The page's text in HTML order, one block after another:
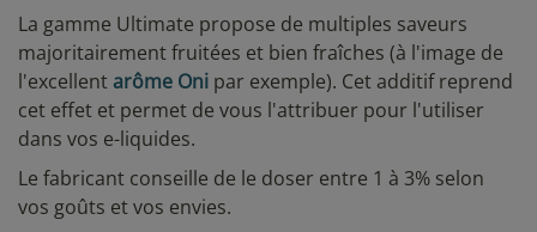
La gamme Ultimate propose de multiples saveurs
majoritairement fruitées et bien fraîches (à l'image de
l'excellentarôme Oni par exemple). Cet additif reprend
cet effet et permet de vous l'attribuer pour l'utiliser
dans vos e-liquides.
Le fabricant conseille de le doser entre 1 à 3% selon
vos goûts et vos envies.